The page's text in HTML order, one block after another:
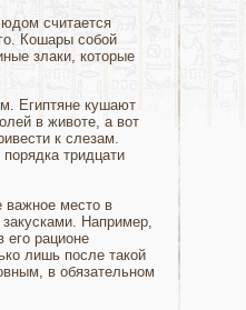
считается
Кошары собой
злаки, которые
Египтяне кушают
в животе, а вот
к слезам.
тридцати
важное место в
Например,
его рационе
лишь после такой
в обязательном